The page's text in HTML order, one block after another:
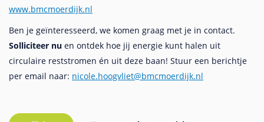
www.bmcmoerdijk.nl
Ben je geïnteresseerd, we komen graag met je in contact.
Solliciteer nu en ontdek hoe jij energie kunt halen uit
circulaire reststromen én uit deze baan! Stuur een berichtje
per email naar: nicole.hoogvliet@bmcmoerdijk.nl